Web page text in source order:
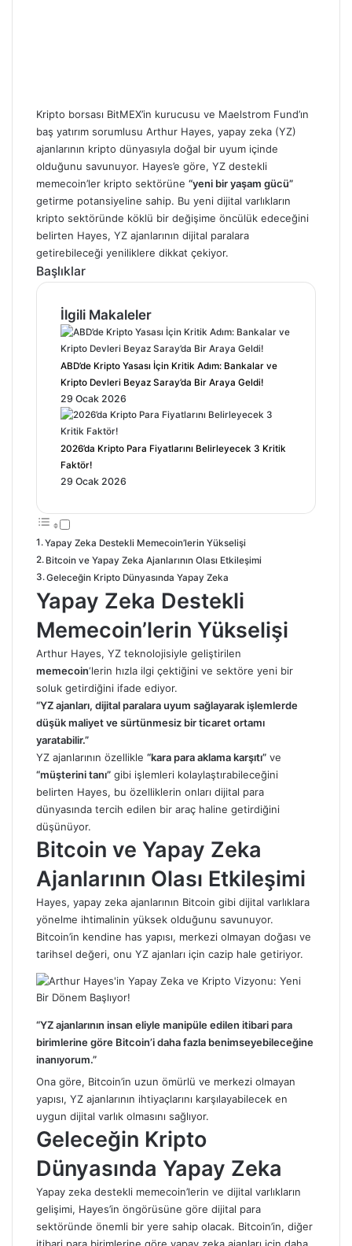
Kripto borsası BitMEX’in kurucusu ve Maelstrom Fund’ın
baş yatırım sorumlusu Arthur Hayes, yapay zeka (YZ)
ajanlarının kripto dünyasıyla doğal bir uyum içinde
olduğunu savunuyor. Hayes’e göre, YZ destekli
memecoin’ler kripto sektörüne “yeni bir yaşam gücü”
getirme potansiyeline sahip. Bu yeni dijital varlıkların
kripto sektöründe köklü bir değişime öncülük edeceğini
belirten Hayes, YZ ajanlarının dijital paralara
getirebileceği yeniliklere dikkat çekiyor.
Başlıklar
İlgili Makaleler
ABD’de Kripto Yasası İçin Kritik Adım: Bankalar ve
Kripto Devleri Beyaz Saray’da Bir Araya Geldi!
29 Ocak 2026
2026’da Kripto Para Fiyatlarını Belirleyecek 3 Kritik
Faktör!
29 Ocak 2026
Yapay Zeka Destekli Memecoin’lerin Yükselişi
Bitcoin ve Yapay Zeka Ajanlarının Olası Etkileşimi
Geleceğin Kripto Dünyasında Yapay Zeka
Yapay Zeka Destekli
Memecoin’lerin Yükselişi
Arthur Hayes, YZ teknolojisiyle geliştirilen
memecoin‘lerin hızla ilgi çektiğini ve sektöre yeni bir
soluk getirdiğini ifade ediyor.
“YZ ajanları, dijital paralara uyum sağlayarak işlemlerde
düşük maliyet ve sürtünmesiz bir ticaret ortamı
yaratabilir.”
YZ ajanlarının özellikle “kara para aklama karşıtı” ve
“müşterini tanı” gibi işlemleri kolaylaştırabileceğini
belirten Hayes, bu özelliklerin onları dijital para
dünyasında tercih edilen bir araç haline getirdiğini
düşünüyor.
Bitcoin ve Yapay Zeka
Ajanlarının Olası Etkileşimi
Hayes, yapay zeka ajanlarının Bitcoin gibi dijital varlıklara
yönelme ihtimalinin yüksek olduğunu savunuyor.
Bitcoin’in kendine has yapısı, merkezi olmayan doğası ve
tarihsel değeri, onu YZ ajanları için cazip hale getiriyor.
“YZ ajanlarının insan eliyle manipüle edilen itibari para
birimlerine göre Bitcoin’i daha fazla benimseyebileceğine
inanıyorum.”
Ona göre, Bitcoin’in uzun ömürlü ve merkezi olmayan
yapısı, YZ ajanlarının ihtiyaçlarını karşılayabilecek en
uygun dijital varlık olmasını sağlıyor.
Geleceğin Kripto
Dünyasında Yapay Zeka
Yapay zeka destekli memecoin’lerin ve dijital varlıkların
gelişimi, Hayes’in öngörüsüne göre dijital para
sektöründe önemli bir yere sahip olacak. Bitcoin’in, diğer